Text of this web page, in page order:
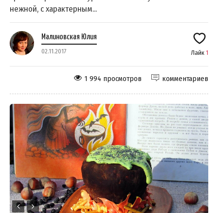
нежной, с характерным...
Малиновская Юлия
02.11.2017 Лайк 1
комментариев
1 994 просмотров